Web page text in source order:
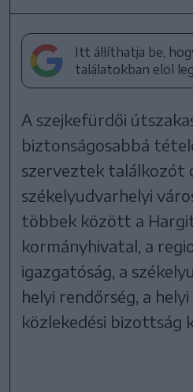
Itt állíthatja be,
találatokban elöl
A szejkefürdői
biztonságosabbá
szerveztek találkozót
székelyudvarhelyi
többek között a
kormányhivatal, a
igazgatóság, a
helyi rendőrség, a
közlekedési bizottság